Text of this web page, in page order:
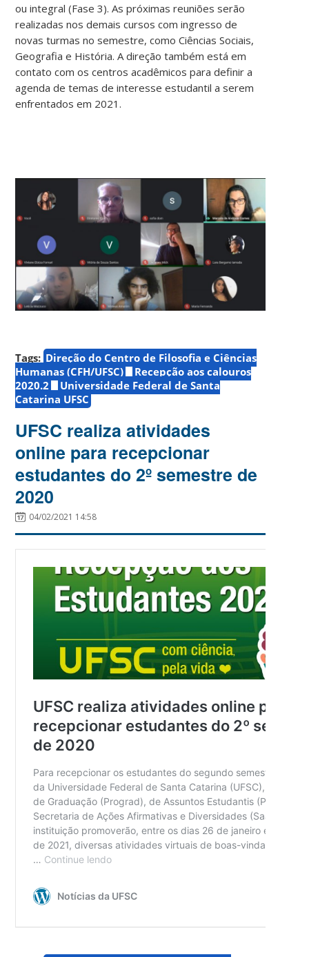
ou integral (Fase 3). As próximas reuniões serão
realizadas nos demais cursos com ingresso de
novas turmas no semestre, como Ciências Sociais,
Geografia e História. A direção também está em
contato com os centros acadêmicos para definir a
agenda de temas de interesse estudantil a serem
enfrentados em 2021.
Tags: Direção do Centro de Filosofia e Ciências
Humanas (CFH/UFSC)
Recepção aos calouros
2020.2
Universidade Federal de Santa
Catarina UFSC
UFSC realiza atividades
online para recepcionar
estudantes do 2º semestre de
2020
04/02/2021 14:58